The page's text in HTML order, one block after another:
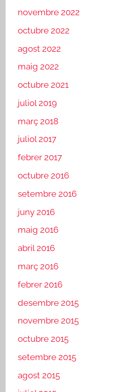
novembre 2022
octubre 2022
agost 2022
maig 2022
octubre 2021
juliol 2019
març 2018
juliol 2017
febrer 2017
octubre 2016
setembre 2016
juny 2016
maig 2016
abril 2016
març 2016
febrer 2016
desembre 2015
novembre 2015
octubre 2015
setembre 2015
agost 2015